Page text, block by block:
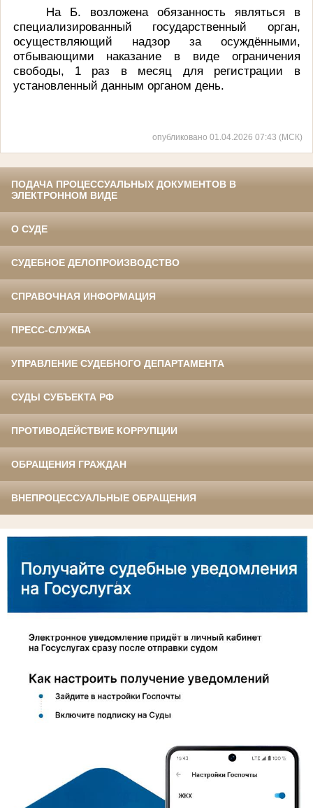
На Б. возложена обязанность являться в
специализированный государственный орган,
осуществляющий надзор за осуждёнными,
отбывающими наказание в виде ограничения
свободы, 1 раз в месяц для регистрации в
установленный данным органом день.
опубликовано 01.04.2026 07:43 (МСК)
ПОДАЧА ПРОЦЕССУАЛЬНЫХ ДОКУМЕНТОВ В
ЭЛЕКТРОННОМ ВИДЕ
О СУДЕ
СУДЕБНОЕ ДЕЛОПРОИЗВОДСТВО
СПРАВОЧНАЯ ИНФОРМАЦИЯ
ПРЕСС-СЛУЖБА
УПРАВЛЕНИЕ СУДЕБНОГО ДЕПАРТАМЕНТА
СУДЫ СУБЪЕКТА РФ
ПРОТИВОДЕЙСТВИЕ КОРРУПЦИИ
ОБРАЩЕНИЯ ГРАЖДАН
ВНЕПРОЦЕССУАЛЬНЫЕ ОБРАЩЕНИЯ